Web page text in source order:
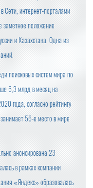
Сети, интернет-порталами
заметное положение
и Казахстана. Одна из
поисковых систем мира по
6,3 млрд в месяц на
года, согласно рейтингу
56-е место в мире
анонсирована 23
в рамках компании
«Яндекс» образовалась